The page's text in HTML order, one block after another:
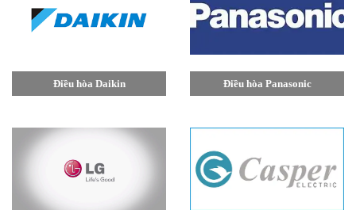
Điều hòa Daikin Điều hòa Panasonic